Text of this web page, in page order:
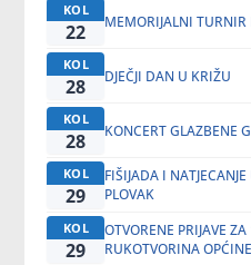
KOL
22 MEMORIJALNI
KOL
28 DJEČJI DAN U KRIŽU
KOL
28 KONCERT GLAZBENE
KOL
29
FIŠIJADA I
PLOVAK
KOL
29
OTVORENE PRIJAVE
RUKOTVORINA